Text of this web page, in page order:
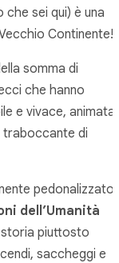
sei qui) è una
Continente!
somma di
che hanno
e vivace, animata
traboccante di
pedonalizzato,
dell’Umanità
piuttosto
saccheggi e